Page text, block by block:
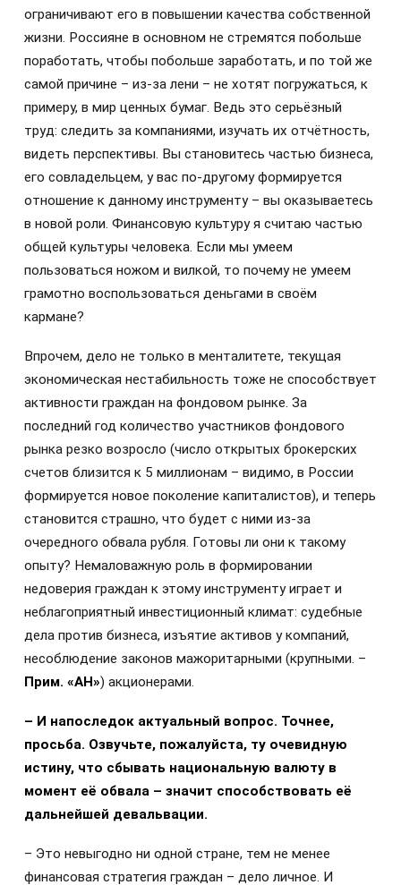
ограничивают его в повышении качества собственной
жизни. Россияне в основном не стремятся побольше
поработать, чтобы побольше заработать, и по той же
самой причине – из-за лени – не хотят погружаться, к
примеру, в мир ценных бумаг. Ведь это серьёзный
труд: следить за компаниями, изучать их отчётность,
видеть перспективы. Вы становитесь частью бизнеса,
его совладельцем, у вас по-другому формируется
отношение к данному инструменту – вы оказываетесь
в новой роли. Финансовую культуру я считаю частью
общей культуры человека. Если мы умеем
пользоваться ножом и вилкой, то почему не умеем
грамотно воспользоваться деньгами в своём
кармане?
Впрочем, дело не только в менталитете, текущая
экономическая нестабильность тоже не способствует
активности граждан на фондовом рынке. За
последний год количество участников фондового
рынка резко возросло (число открытых брокерских
счетов близится к 5 миллионам – видимо, в России
формируется новое поколение капиталистов), и теперь
становится страшно, что будет с ними из-за
очередного обвала рубля. Готовы ли они к такому
опыту? Немаловажную роль в формировании
недоверия граждан к этому инструменту играет и
неблагоприятный инвестиционный климат: судебные
дела против бизнеса, изъятие активов у компаний,
несоблюдение законов мажоритарными (крупными. –
Прим. «АН») акционерами.
– И напоследок актуальный вопрос. Точнее,
просьба. Озвучьте, пожалуйста, ту очевидную
истину, что сбывать национальную валюту в
момент её обвала – значит способствовать её
дальнейшей девальвации.
– Это невыгодно ни одной стране, тем не менее
финансовая стратегия граждан – дело личное. И